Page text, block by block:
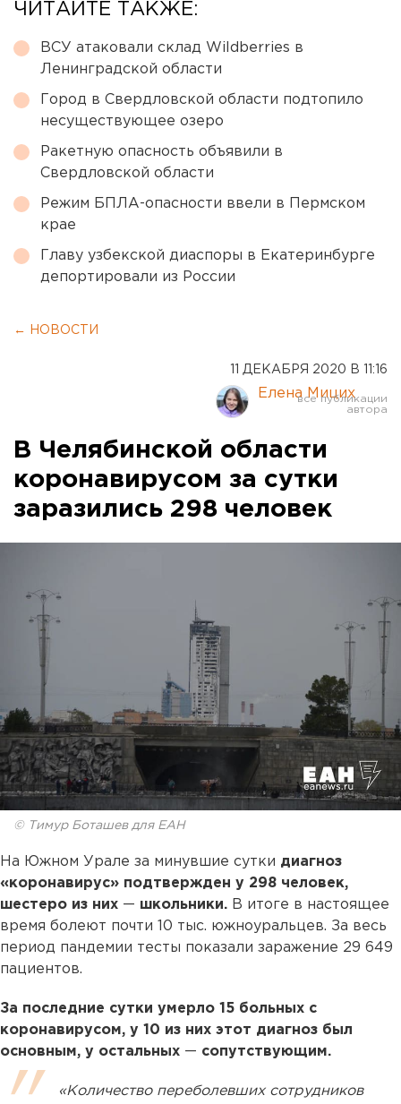
ЧИТАЙТЕ ТАКЖЕ:
ВСУ атаковали склад Wildberries в
Ленинградской области
Город в Свердловской области подтопило
несуществующее озеро
Ракетную опасность объявили в
Свердловской области
Режим БПЛА-опасности ввели в Пермском
крае
Главу узбекской диаспоры в Екатеринбурге
депортировали из России
← НОВОСТИ
11 ДЕКАБРЯ 2020 В 11:16
Елена Мицих
В Челябинской области
коронавирусом за сутки
заразились 298 человек
© Тимур Боташев для ЕАН
На Южном Урале за минувшие сутки диагноз
«коронавирус» подтвержден у 298 человек,
шестеро из них — школьники. В итоге в настоящее
время болеют почти 10 тыс. южноуральцев. За весь
период пандемии тесты показали заражение 29 649
пациентов.
За последние сутки умерло 15 больных с
коронавирусом, у 10 из них этот диагноз был
основным, у остальных — сопутствующим.
«Количество переболевших сотрудников